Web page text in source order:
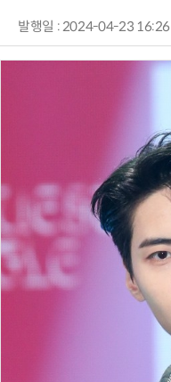
발행일 : 2024-04-23 16:26